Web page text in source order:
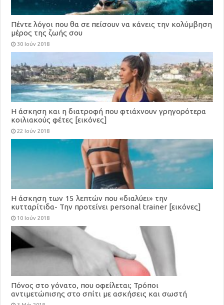
Πέντε λόγοι που θα σε πείσουν να κάνεις την κολύμβηση
μέρος της ζωής σου
30 Ιούν 2018
Η άσκηση και η διατροφή που φτιάχνουν γρηγορότερα
κοιλιακούς φέτες [εικόνες]
22 Ιούν 2018
Η άσκηση των 15 λεπτών που «διαλύει» την
κυτταρίτιδα- Την προτείνει personal trainer [εικόνες]
10 Ιούν 2018
Πόνος στο γόνατο, που οφείλεται; Τρόποι
αντιμετώπισης στο σπίτι με ασκήσεις και σωστή
διατροφή. Πότε πρέπει να πάτε στον γιατρό